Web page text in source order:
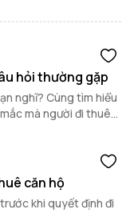
hỏi thường gặp
nghĩ? Cùng tìm hiểu
mà người đi thuê
căn hộ
khi quyết định đi